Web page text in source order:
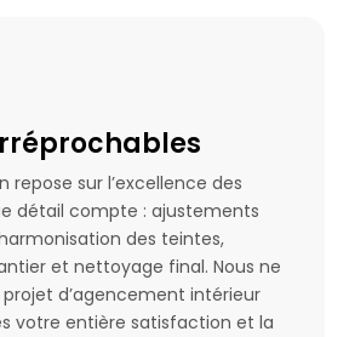
repose sur l’excellence des
détail compte : ajustements
des teintes,
et nettoyage final. Nous ne
d’agencement intérieur
votre entière satisfaction et la